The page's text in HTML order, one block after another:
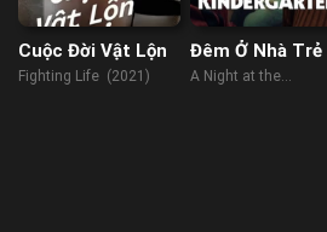
Cuộc Đời Vật Lộn
Fighting Life (2021)
Đêm Ở Nhà Trẻ
A Night at the